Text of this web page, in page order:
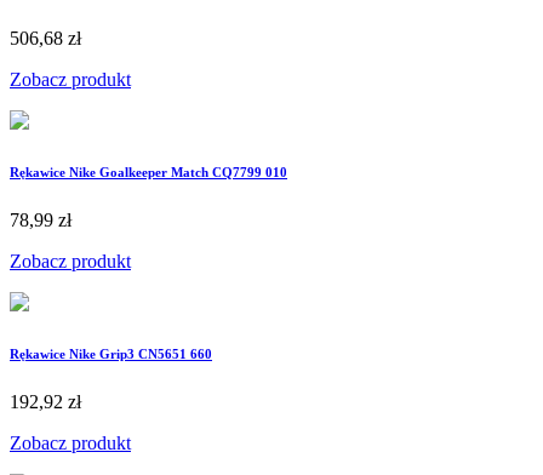
506,68 zł
Zobacz produkt
Rękawice Nike Goalkeeper Match CQ7799 010
78,99 zł
Zobacz produkt
Rękawice Nike Grip3 CN5651 660
192,92 zł
Zobacz produkt